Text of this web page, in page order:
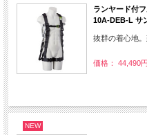
ランヤード付
10A-DEB-L サ
抜群の着心地
価格： 44,490
NEW